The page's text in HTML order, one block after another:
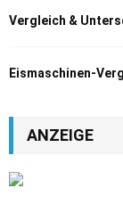
Vergleich &
Eismaschinen-
ANZEIGE